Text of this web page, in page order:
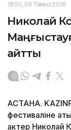
18:50, 06 Тамыз 2026
Николай
айтты
АСТАНА.
фестиваліне
актер Николай